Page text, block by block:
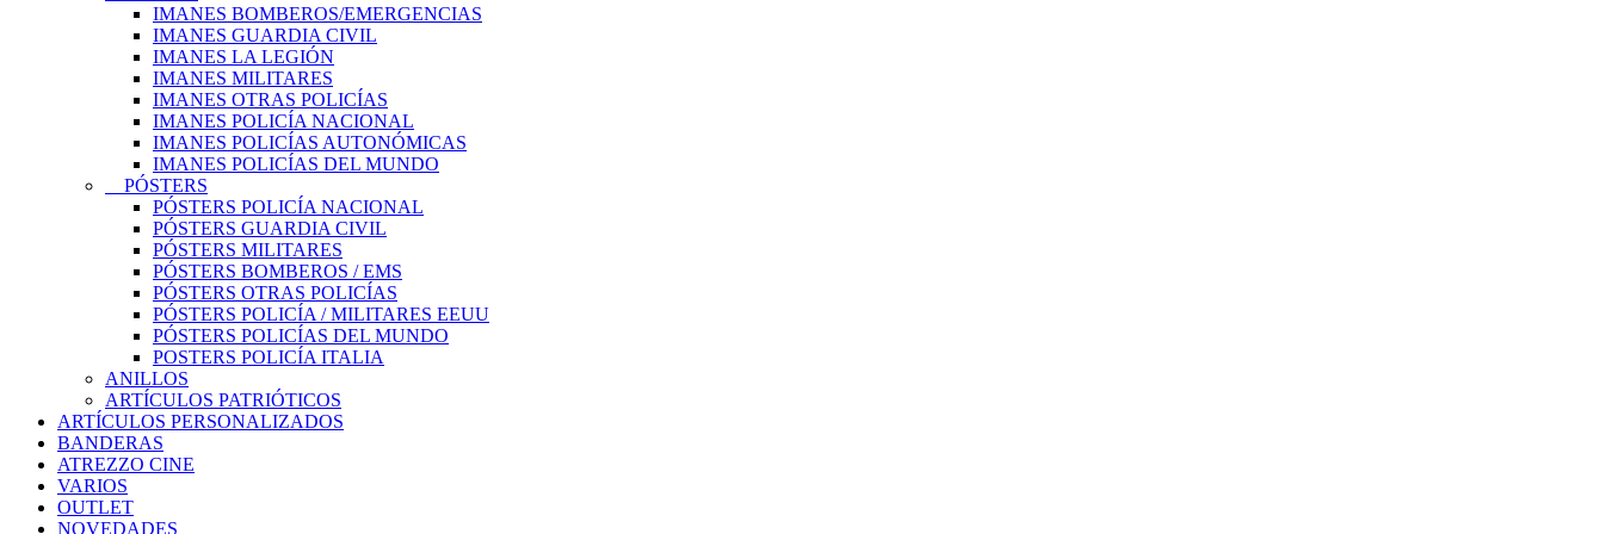
IMANES BOMBEROS/EMERGENCIAS
IMANES GUARDIA CIVIL
IMANES LA LEGIÓN
IMANES MILITARES
IMANES OTRAS POLICÍAS
IMANES POLICÍA NACIONAL
IMANES POLICÍAS AUTONÓMICAS
IMANES POLICÍAS DEL MUNDO
PÓSTERS
PÓSTERS POLICÍA NACIONAL
PÓSTERS GUARDIA CIVIL
PÓSTERS MILITARES
PÓSTERS BOMBEROS / EMS
PÓSTERS OTRAS POLICÍAS
PÓSTERS POLICÍA / MILITARES EEUU
PÓSTERS POLICÍAS DEL MUNDO
POSTERS POLICÍA ITALIA
ANILLOS
ARTÍCULOS PATRIÓTICOS
ARTÍCULOS PERSONALIZADOS
BANDERAS
ATREZZO CINE
VARIOS
OUTLET
NOVEDADES